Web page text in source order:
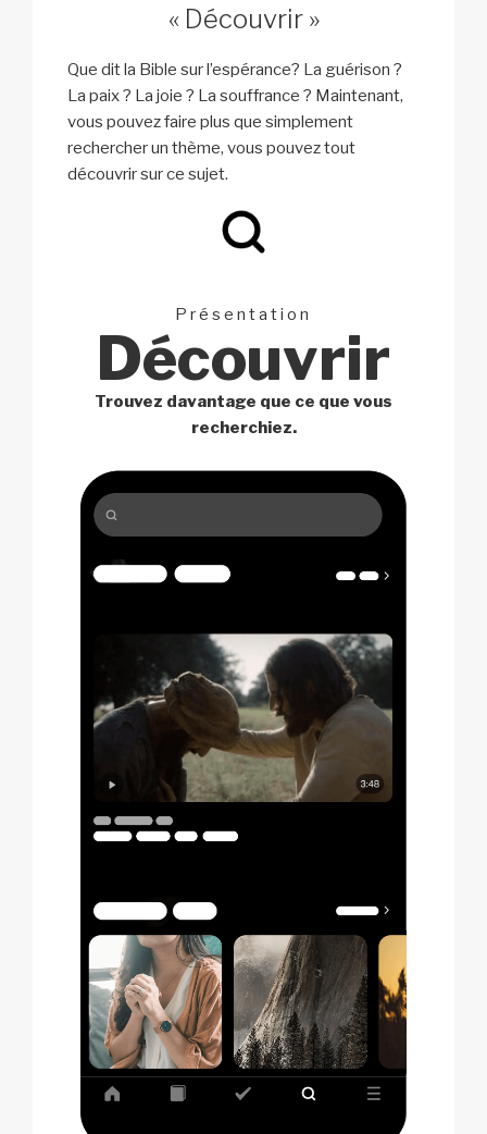
« Découvrir »
Que dit la Bible sur l’espérance? La guérison ?
La paix ? La joie ? La souffrance ? Maintenant,
vous pouvez faire plus que simplement
rechercher un thème, vous pouvez tout
découvrir sur ce sujet.
Présentation
Découvrir
Trouvez davantage que ce que vous
recherchiez.